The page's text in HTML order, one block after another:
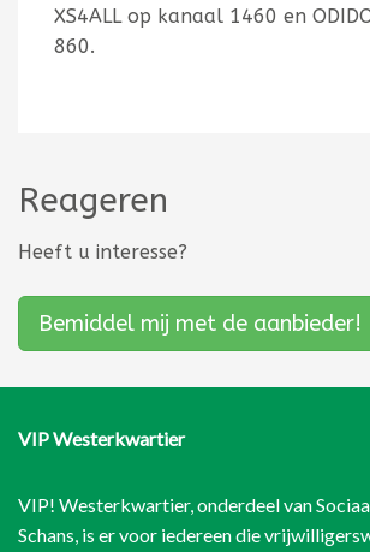
XS4ALL op kanaal 1460 en
860.
Reageren
Heeft u interesse?
Bemiddel mij met de aanbieder!
VIP Westerkwartier
VIP! Westerkwartier, onderdeel van
Schans, is er voor iedereen die